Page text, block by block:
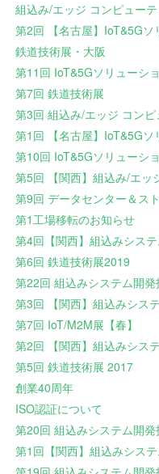
組込み/エッジ コンピューテ
第2回 【名古屋】IoT&5Gソ
鉄道技術展・大阪
第11回 IoT&5Gソリューシ
第7回 鉄道技術展
第3回 組込み/エッジ コンピ
第1回 【名古屋】IoT&5Gソ
第10回 IoT&5Gソリューシ
第5回 【関西】組込み/エッ
第9回 データセンター＆ス
第1工場移転のお知らせ
第4回【関西】組込みシス
第6回 鉄道技術展2019
第22回 組込みシステム開発
第3回 【関西】組込みシス
第7回 IoT/M2M展【春】
第2回 【関西】組込みシス
第5回 鉄道技術展 2017
創業40周年
ISO認証について
第20回 組込みシステム開発
第1回【関西】組込みシス